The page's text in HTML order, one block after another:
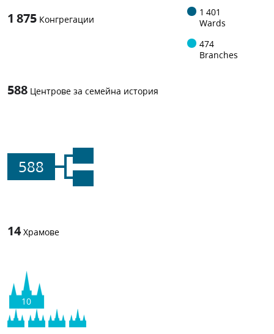
1 875 Конгрегации
1 401
Wards
474
Branches
588 Центрове за семейна история
588
14 Храмове
10